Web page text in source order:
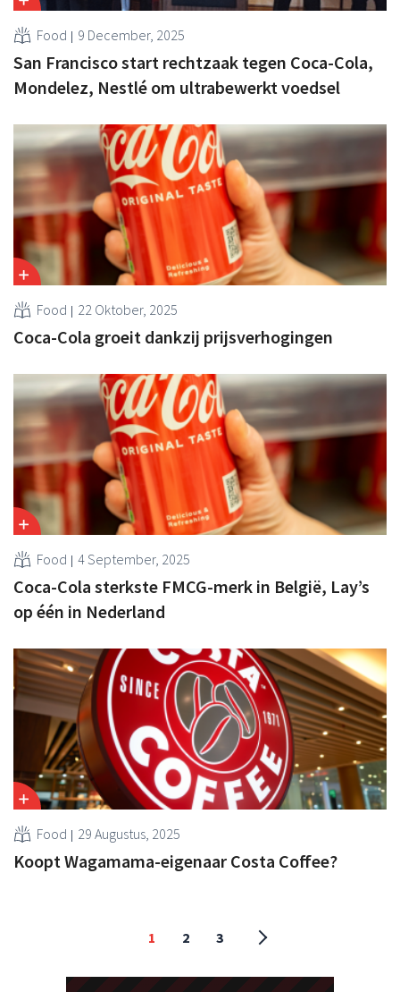
Food 9 December, 2025
San Francisco start rechtzaak tegen Coca-Cola,
Mondelez, Nestlé om ultrabewerkt voedsel
Food 22 Oktober, 2025
Coca-Cola groeit dankzij prijsverhogingen
Food 4 September, 2025
Coca-Cola sterkste FMCG-merk in België, Lay’s
op één in Nederland
Food 29 Augustus, 2025
Koopt Wagamama-eigenaar Costa Coffee?
1 2 3